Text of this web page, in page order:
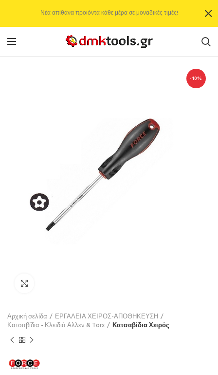
-10%
Αρχική σελίδα
ΕΡΓΑΛΕΙΑ ΧΕΙΡΟΣ-ΑΠΟΘΗΚΕΥΣΗ
Κατσαβίδια - Κλειδιά Αλλεν & Torx
Κατσαβίδια Χειρός
Νέα απίθανα προιόντα κάθε μέρα σε μοναδικές τιμές!